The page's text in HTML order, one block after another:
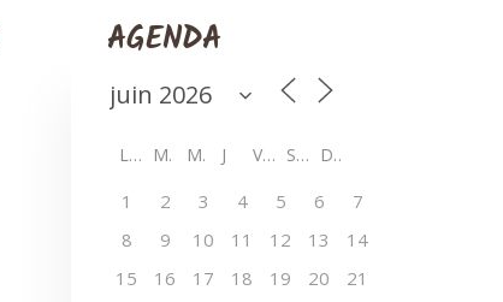
AGENDA
L M M J V S D
1 2 3 4 5 6
7
8
9 10 11 12 13
14
15
16 17 18 19 20
21